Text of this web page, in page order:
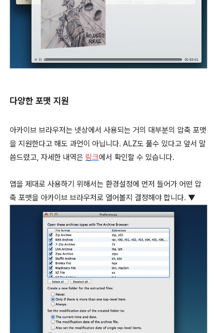
다양한 포맷 지원
아카이브 브라우저는 넷상에서 사용되는 거의 대부분의 압축 포맷
을 지원한다고 해도 과언이 아닙니다. ALZ도 풀수 있다고 앞서 말
씀드렸고, 자세한 내역은 링크에서 확인할 수 있습니다.
앱을 제대로 사용하기 위해서는 환경설정에 먼저 들어가 어떤 압
축 포맷을 아카이브 브라우저로 열어볼지 결정해야 합니다. ▼